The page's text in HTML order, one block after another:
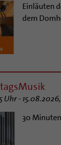
Einläuten
dem
Uhr -
30